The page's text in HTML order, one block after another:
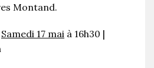
Montand.
Samedi 17 mai à 16h30 |